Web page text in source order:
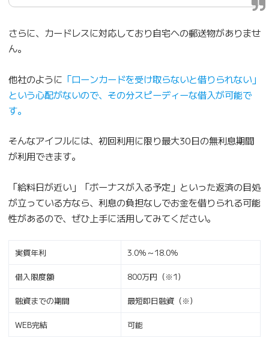
さらに、カードレスに対応しており自宅への郵送物がありませ
ん。
他社のように 「ローンカードを受け取らないと借りられない」
という心配がないので、その分スピーディーな借入が可能で
す。
そんなアイフルには、初回利用に限り最大30日の無利息期間
が利用できます。
「給料日が近い」「ボーナスが入る予定」といった返済の目処
が立っている方なら、利息の負担なしでお金を借りられる可能
性があるので、ぜひ上手に活用してみてください。
実質年利 3.0％～18.0％
借入限度額 800万円（※1）
融資までの期間 最短即日融資（※）
WEB完結 可能